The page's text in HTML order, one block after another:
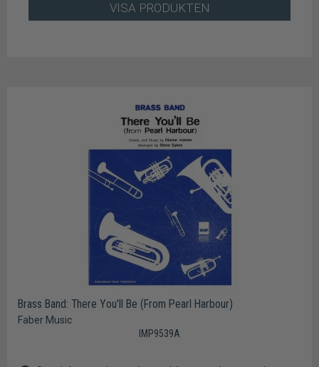
VISA PRODUKTEN
Brass Band: There You'll Be (From Pearl Harbour)
Faber Music
IMP9539A